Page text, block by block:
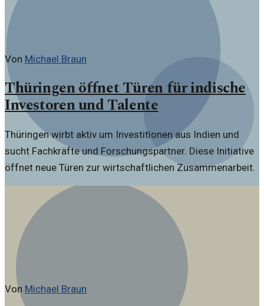
Von Michael Braun
Thüringen öffnet Türen für indische
Investoren und Talente
Thüringen wirbt aktiv um Investitionen aus Indien und
sucht Fachkräfte und Forschungspartner. Diese Initiative
öffnet neue Türen zur wirtschaftlichen Zusammenarbeit.
Von Michael Braun